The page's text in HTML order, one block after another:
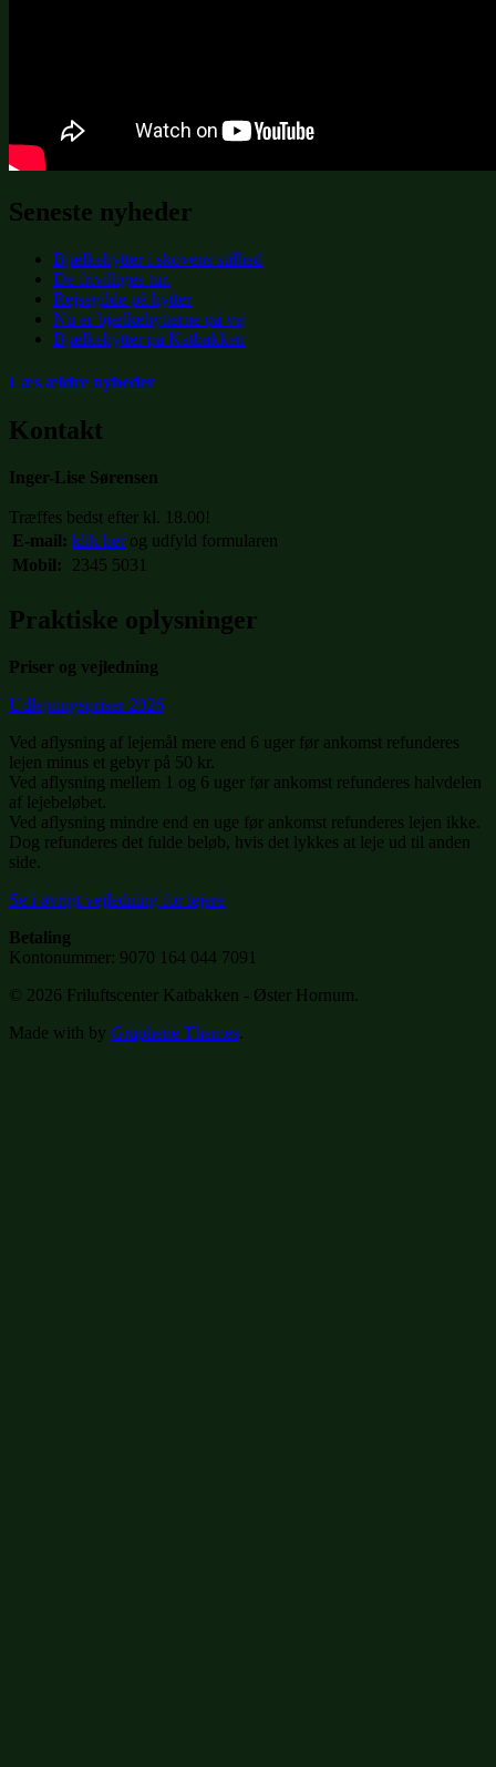
Seneste nyheder
Bjælkehytter i skovens stilhed
De frivilliges tur.
Rejsegilde på hytter
Nu er bjælkehytterne på vej
Bjælkehytter på Katbakken
Læs ældre nyheder
Kontakt
Inger-Lise Sørensen
Træffes bedst efter kl. 18.00!
E-mail: klik herog udfyld formularen
Mobil:
2345 5031
Praktiske oplysninger
Priser og vejledning
Udlejningspriser 2026
Ved aflysning af lejemål mere end 6 uger før ankomst refunderes
lejen minus et gebyr på 50 kr.
Ved aflysning mellem 1 og 6 uger før ankomst refunderes halvdelen
af lejebeløbet.
Ved aflysning mindre end en uge før ankomst refunderes lejen ikke.
Dog refunderes det fulde beløb, hvis det lykkes at leje ud til anden
side.
Se i øvrigt vejledning for lejere
Betaling
Kontonummer: 9070 164 044 7091
© 2026 Friluftscenter Katbakken - Øster Hornum.
Made with by Graphene Themes.